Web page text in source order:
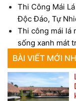
Thi Công Mái
Độc Đáo, Tự
Thi công mái lá
sống xanh mát
BÀI VIẾT MỚI